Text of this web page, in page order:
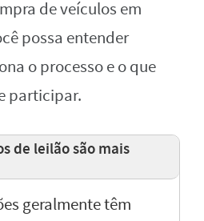
de veículos em
possa entender
o processo e o que
participar.
de leilão são mais
geralmente têm